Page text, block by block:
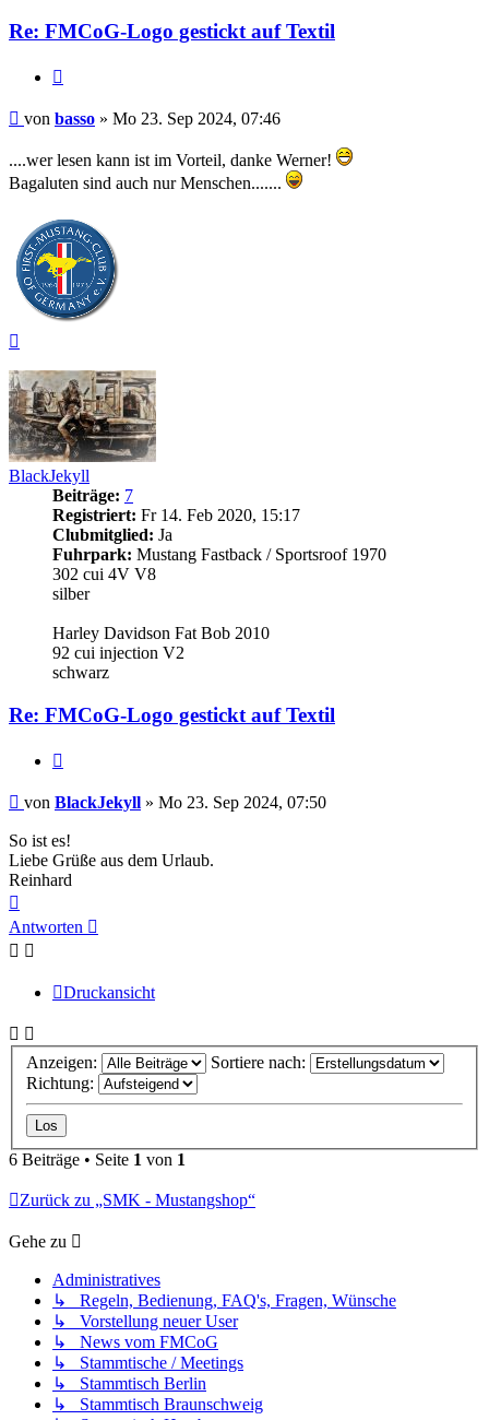
Re: FMCoG-Logo gestickt auf Textil
Beitrag
von basso » Mo 23. Sep 2024, 07:46
....wer lesen kann ist im Vorteil, danke Werner!
Bagaluten sind auch nur Menschen.......
BlackJekyll
Beiträge: 7
Registriert: Fr 14. Feb 2020, 15:17
Clubmitglied: Ja
Fuhrpark: Mustang Fastback / Sportsroof 1970
302 cui 4V V8
silber
Harley Davidson Fat Bob 2010
92 cui injection V2
schwarz
Re: FMCoG-Logo gestickt auf Textil
Beitrag
von BlackJekyll » Mo 23. Sep 2024, 07:50
So ist es!
Liebe Grüße aus dem Urlaub.
Reinhard
oben
Antworten
Druckansicht
Anzeigen:
Sortiere nach:
Richtung:
6 Beiträge • Seite 1 von 1
Zurück zu „SMK - Mustangshop“
Gehe zu
Administratives
↳ Regeln, Bedienung, FAQ's, Fragen, Wünsche
↳ Vorstellung neuer User
↳ News vom FMCoG
↳ Stammtische / Meetings
↳ Stammtisch Berlin
↳ Stammtisch Braunschweig